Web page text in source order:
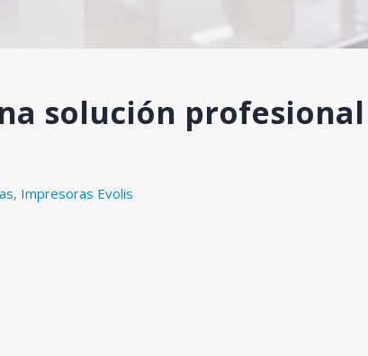
solución
, Impresoras Evolis